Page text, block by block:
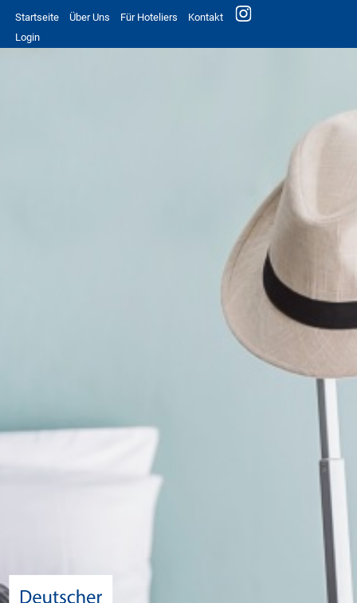
Startseite Über Uns Für Hoteliers
Kontakt
Login